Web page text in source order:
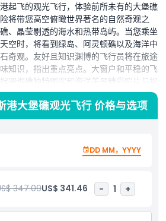
起飞的观光飞行，体验前所未有的大堡礁
将带您高空俯瞰世界著名的自然奇观之
、晶莹剔透的海水和热带岛屿。当您乘坐
空时，将看到绿岛、阿灵顿礁以及海洋中
奇观。友好且知识渊博的飞行员将在旅途
知识，指出重点亮点。大窗户和平稳的飞
珊瑚礁独特图案和海洋美景精彩照片与视
珊瑚礁但不想下水，或时间有限依然想拥
是极佳的选择。无论您是自然爱好者、首
大堡礁观光飞行都提供了一种轻松难忘的
港大堡礁观光飞行 价格与选项
DD MM，YYYY
347.09US$ 341.46 - 1 +